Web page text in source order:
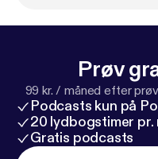
Prøv
99 kr. / måned efter
Podcasts kun på
20 lydbogstimer pr.
Gratis podcasts